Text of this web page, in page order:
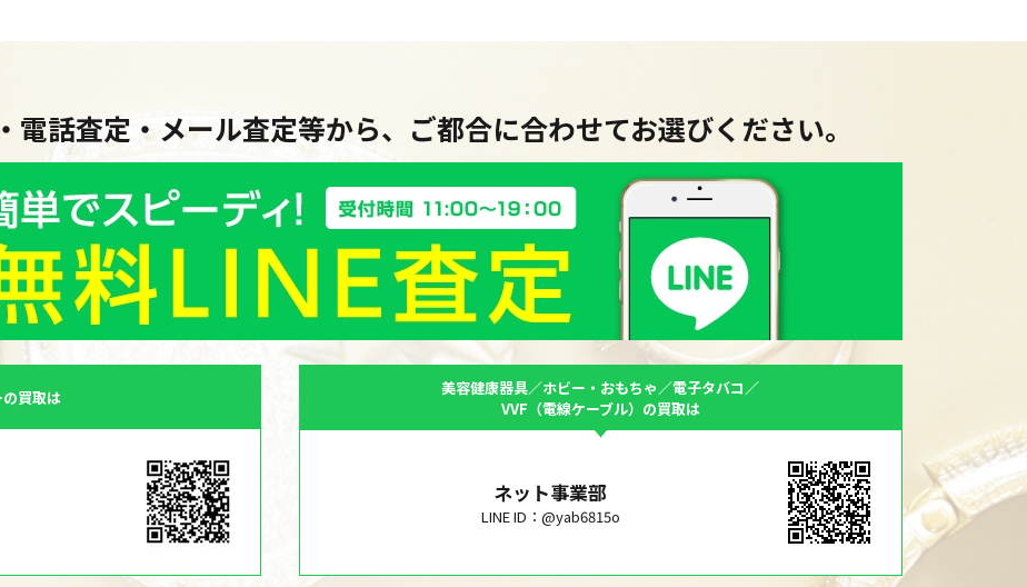
電話査定・メール査定等から、ご都合に合わせてお選びください。
買取は
美容健康器具／ホビー・おもちゃ／電子タバコ／
VVF（電線ケーブル）の買取は
ネット事業部
LINE ID：@yab6815o